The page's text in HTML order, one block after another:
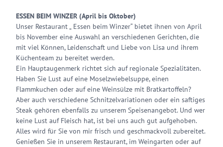
ESSEN BEIM WINZER (April bis Oktober)
Unser Restaurant „ Essen beim Winzer“ bietet ihnen von April
bis November eine Auswahl an verschiedenen Gerichten, die
mit viel Können, Leidenschaft und Liebe von Lisa und ihrem
Küchenteam zu bereitet werden.
Ein Hauptaugenmerk richtet sich auf regionale Spezialitäten.
Haben Sie Lust auf eine Moselzwiebelsuppe, einen
Flammkuchen oder auf eine Weinsülze mit Bratkartoffeln?
Aber auch verschiedene Schnitzelvariationen oder ein saftiges
Steak gehören ebenfalls zu unserem Speisenangebot. Und wer
keine Lust auf Fleisch hat, ist bei uns auch gut aufgehoben.
Alles wird für Sie von mir frisch und geschmackvoll zubereitet.
Genießen Sie in unserem Restaurant, im Weingarten oder auf